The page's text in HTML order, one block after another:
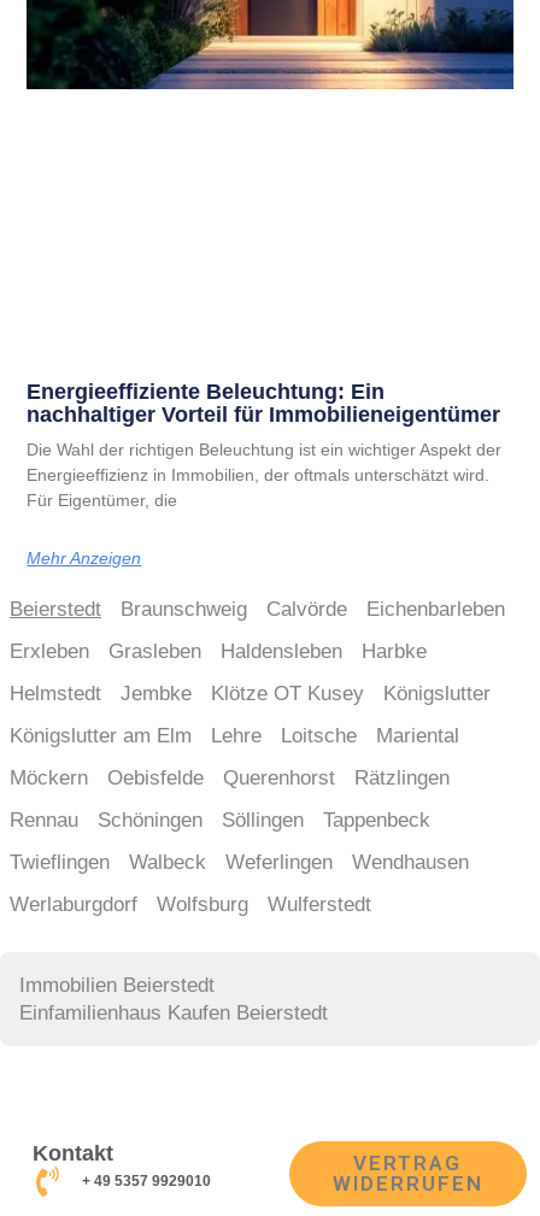
Energieeffiziente Beleuchtung: Ein
nachhaltiger Vorteil für Immobilieneigentümer
Die Wahl der richtigen Beleuchtung ist ein wichtiger Aspekt der
Energieeffizienz in Immobilien, der oftmals unterschätzt wird.
Für Eigentümer, die
Mehr Anzeigen
Beierstedt Braunschweig Calvörde
Eichenbarleben
Erxleben
Grasleben Haldensleben
Harbke
Helmstedt
Jembke Klötze OT Kusey
Königslutter
Königslutter am Elm
Lehre Loitsche
Mariental
Möckern
Oebisfelde Querenhorst
Rätzlingen
Rennau
Schöningen Söllingen
Tappenbeck
Twieflingen
Walbeck Weferlingen
Wendhausen
Werlaburgdorf
Wolfsburg Wulferstedt
Immobilien Beierstedt
Einfamilienhaus Kaufen Beierstedt
Kontakt
+ 49 5357 9929010
VERTRAG
WIDERRUFEN